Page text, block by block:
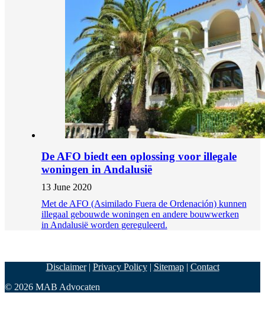
De AFO biedt een oplossing voor illegale
woningen in Andalusië
13 June 2020
Met de AFO (Asimilado Fuera de Ordenación) kunnen
illegaal gebouwde woningen en andere bouwwerken
in Andalusië worden gereguleerd.
Disclaimer| Privacy Policy| Sitemap| Contact
© 2026 MAB Advocaten